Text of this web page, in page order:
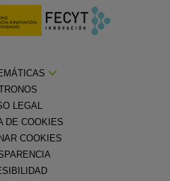
LEGAL
DE COOKIES
COOKIES